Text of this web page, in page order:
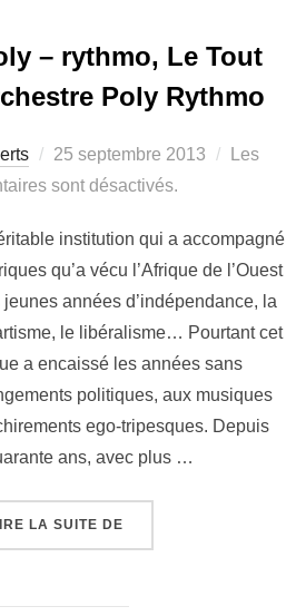
– rythmo, Le Tout
Poly Rythmo
25 septembre 2013
Les
sont désactivés.
institution qui a accompagné
qu’a vécu l’Afrique de l’Ouest
jeunes années d’indépendance, la
le libéralisme… Pourtant cet
a encaissé les années sans
politiques, aux musiques
ego-tripesques. Depuis
ans, avec plus …
LA SUITE DE